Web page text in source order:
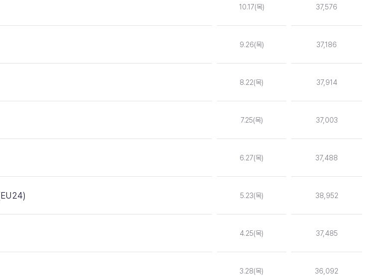
10.17(목) 37,576
9.26(목) 37,186
8.22(목) 37,914
7.25(목) 37,003
6.27(목) 37,488
5.23(목) 38,952
4.25(목) 37,485
3.28(목) 36,092